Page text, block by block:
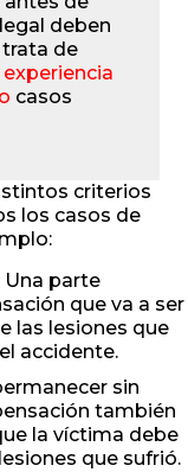
deben
trata de
casos
criterios
los casos de
Una parte
que va a ser
las lesiones que
accidente.
sin
también
la víctima debe
que sufrió.